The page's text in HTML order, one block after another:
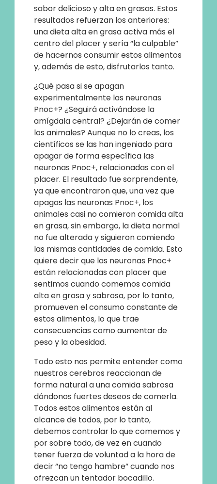
sabor delicioso y alta en grasas. Estos
resultados refuerzan los anteriores:
una dieta alta en grasa activa más el
centro del placer y sería “la culpable”
de hacernos consumir estos alimentos
y, además de esto, disfrutarlos tanto.
¿Qué pasa si se apagan
experimentalmente las neuronas
Pnoc+? ¿Seguirá activándose la
amígdala central? ¿Dejarán de comer
los animales? Aunque no lo creas, los
científicos se las han ingeniado para
apagar de forma específica las
neuronas Pnoc+, relacionadas con el
placer. El resultado fue sorprendente,
ya que encontraron que, una vez que
apagas las neuronas Pnoc+, los
animales casi no comieron comida alta
en grasa, sin embargo, la dieta normal
no fue alterada y siguieron comiendo
las mismas cantidades de comida. Esto
quiere decir que las neuronas Pnoc+
están relacionadas con placer que
sentimos cuando comemos comida
alta en grasa y sabrosa, por lo tanto,
promueven el consumo constante de
estos alimentos, lo que trae
consecuencias como aumentar de
peso y la obesidad.
Todo esto nos permite entender como
nuestros cerebros reaccionan de
forma natural a una comida sabrosa
dándonos fuertes deseos de comerla.
Todos estos alimentos están al
alcance de todos, por lo tanto,
debemos controlar lo que comemos y
por sobre todo, de vez en cuando
tener fuerza de voluntad a la hora de
decir “no tengo hambre” cuando nos
ofrezcan un tentador bocadillo.